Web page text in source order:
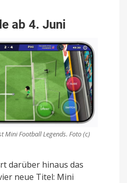
ab 4. Juni
Mini Football Legends. Foto (c)
darüber hinaus das
neue Titel: Mini